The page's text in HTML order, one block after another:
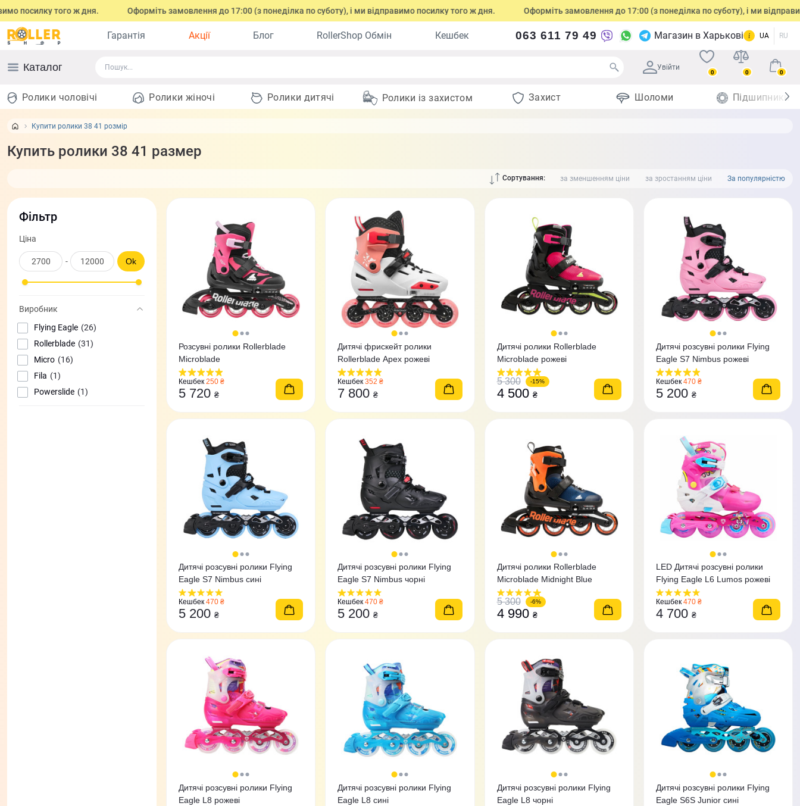
того ж дня. Оформіть замовлення до 17:00 (з понеділка по суботу), і ми відправимо посилку того ж дня. Оформіть замовлення до 17:00 (з понеділка по суботу), і ми відправимо
Гарантія Акції Блог RollerShop Обмін Кешбек 063 611 79 49 Магазин в Харькові UA RU
Каталог Увійти
0 0 0
Ролики чоловічі Ролики жіночі Ролики дитячі Ролики із захистом Захист Шоломи Підшипники
Купити ролики 38 41 розмір
Купить ролики 38 41 размер
Сортування: За популярністю
за зростанням ціни
за зменшенням ціни
Фільтр
Ціна
- Ok
Виробник
Flying Eagle (26)
Rollerblade (31)
Micro (16)
Fila (1)
Powerslide (1)
Розсувні ролики Rollerblade
Microblade
Кешбек 250 ₴
5 720₴
Дитячі фрискейт ролики
Rollerblade Apex рожеві
Кешбек 352 ₴
7 800₴
Дитячі ролики Rollerblade
Microblade рожеві
5 300 -15%
4 500 ₴
Дитячі розсувні ролики Flying
Eagle S7 Nimbus рожеві
Кешбек 470 ₴
5 200 ₴
Дитячі розсувні ролики Flying
Eagle S7 Nimbus сині
Кешбек 470 ₴
5 200₴
Дитячі розсувні ролики Flying
Eagle S7 Nimbus чорні
Кешбек 470 ₴
5 200₴
Дитячі ролики Rollerblade
Microblade Midnight Blue
5 300 -6%
4 990 ₴
LED Дитячі розсувні ролики
Flying Eagle L6 Lumos рожеві
Кешбек 470 ₴
4 700 ₴
Дитячі розсувні ролики Flying
Eagle L8 рожеві
Дитячі розсувні ролики Flying
Eagle L8 сині
Дитячі розсувні ролики Flying
Eagle L8 чорні
Дитячі розсувні ролики Flying
Eagle S6S Junior сині